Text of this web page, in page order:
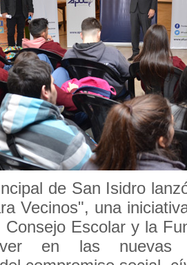
de San Isidro
Vecinos", una
Consejo Escolar y la
en las nuevas